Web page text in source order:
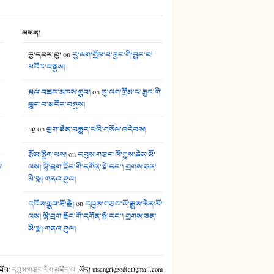
39. དྲིལ་བུའི་སྐལ་སྒྲ། - ཟླ་སྒྲོན།
40. ང་ཚོ་ཕན་ཚུན་མཇལ་ནས། - ཟླ་སྒྲོན།
མཆན།
ཆུ་དབར་བུ།onརུ་ལག་གྲོམ་པ་རྒྱང་གི་བྱུང་བ་
མདོར་བསྡུས།
སྐལ་བཟང་མཁས་གྲུབ།onརུ་ལག་གྲོམ་པ་རྒྱང་གི་
བྱུང་བ་མདོར་བསྡུས།
ngonཕྱག་ཆེན་བརྒྱུད་པའི་གསོལ་འདེབས།
རྩོམ་སྒྲིག་པས།onདབུས་གཙང་ལོ་རྒྱུས་ཆེན་མོ་
ལས། ལྷོ་བྲག་རྫོང་གི་དགོན་སྡེ་དང་། གྲགས་ཅན་
མི་སྣ། གནའ་ཤུལ།
དངོས་གྲུབ་རྡོ་རྗེ།onདབུས་གཙང་ལོ་རྒྱུས་ཆེན་མོ་
ལས། ལྷོ་བྲག་རྫོང་གི་དགོན་སྡེ་དང་། གྲགས་ཅན་
མི་སྣ། གནའ་ཤུལ།
དབུས་གཙང་རིག་མཛོད་ལ་ ཡོད། utsangrigzod(at)gmail.com